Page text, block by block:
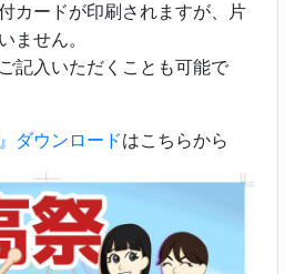
ドが印刷されますが、片
ません。
いただくことも可能で
ダウンロードはこちらから